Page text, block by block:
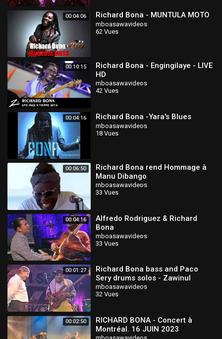
00:04:06 Richard Bona - MUNTULA MOTO
mboasawavideos
62 Vues
00:10:15
Richard Bona - Engingilaye - LIVE
HD
mboasawavideos
42 Vues
00:04:16 Richard Bona -Yara's Blues
mboasawavideos
18 Vues
00:06:50
Richard Bona rend Hommage à
Manu Dibango
mboasawavideos
33 Vues
00:04:16
Alfredo Rodriguez & Richard
Bona
mboasawavideos
33 Vues
00:01:27
Richard Bona bass and Paco
Sery drums solos - Zawinul
Syndicate
mboasawavideos
32 Vues
00:02:50
RICHARD BONA - Concert à
Montréal. 16 JUIN 2023